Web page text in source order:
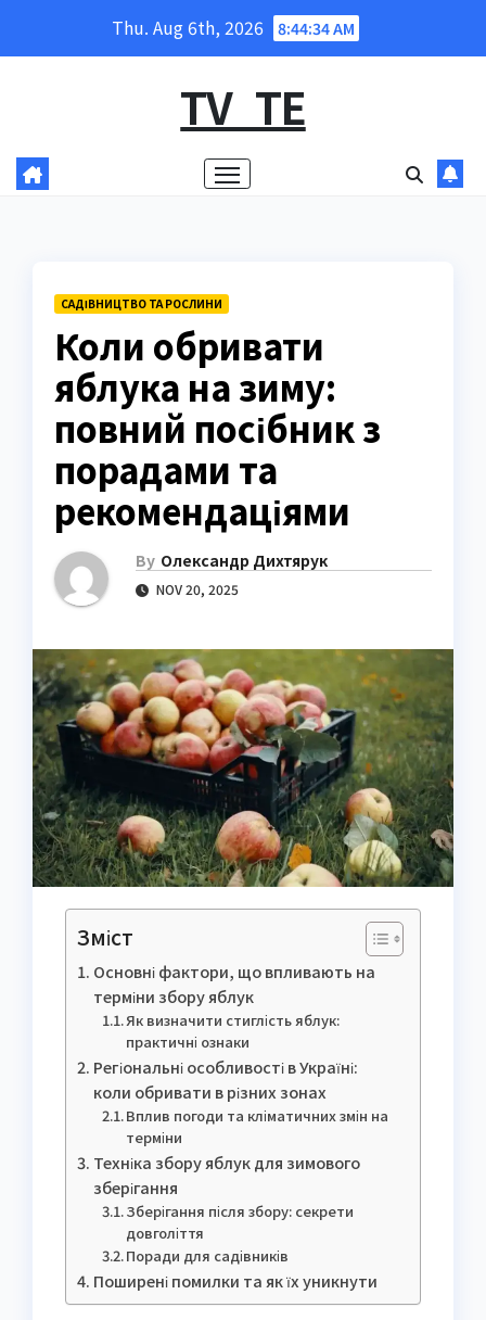
Thu. Aug 6th, 2026 8:44:35 AM
TV_TE
САДІВНИЦТВО ТА РОСЛИНИ
Коли обривати
яблука на зиму:
повний посібник з
порадами та
рекомендаціями
By Олександр Дихтярук
NOV 20, 2025
Зміст
Основні фактори, що впливають на
терміни збору яблук
Як визначити стиглість яблук:
практичні ознаки
Регіональні особливості в Україні:
коли обривати в різних зонах
Вплив погоди та кліматичних змін на
терміни
Техніка збору яблук для зимового
зберігання
Зберігання після збору: секрети
довголіття
Поради для садівників
Поширені помилки та як їх уникнути